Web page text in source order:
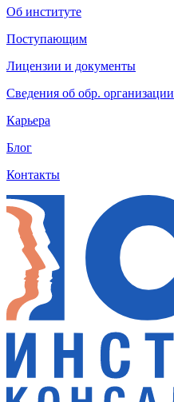
Об институте
Поступающим
Лицензии и документы
Сведения об обр. организации
Карьера
Блог
Контакты